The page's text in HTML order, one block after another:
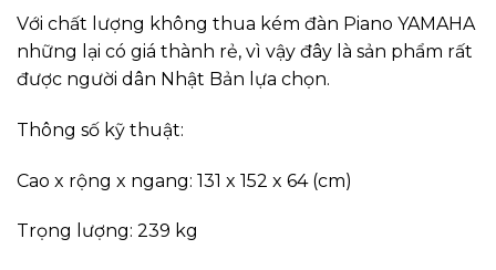
Với chất lượng không thua kém đàn Piano YAMAHA
những lại có giá thành rẻ, vì vậy đây là sản phẩm rất
được người dân Nhật Bản lựa chọn.
Thông số kỹ thuật:
Cao x rộng x ngang: 131 x 152 x 64 (cm)
Trọng lượng: 239 kg